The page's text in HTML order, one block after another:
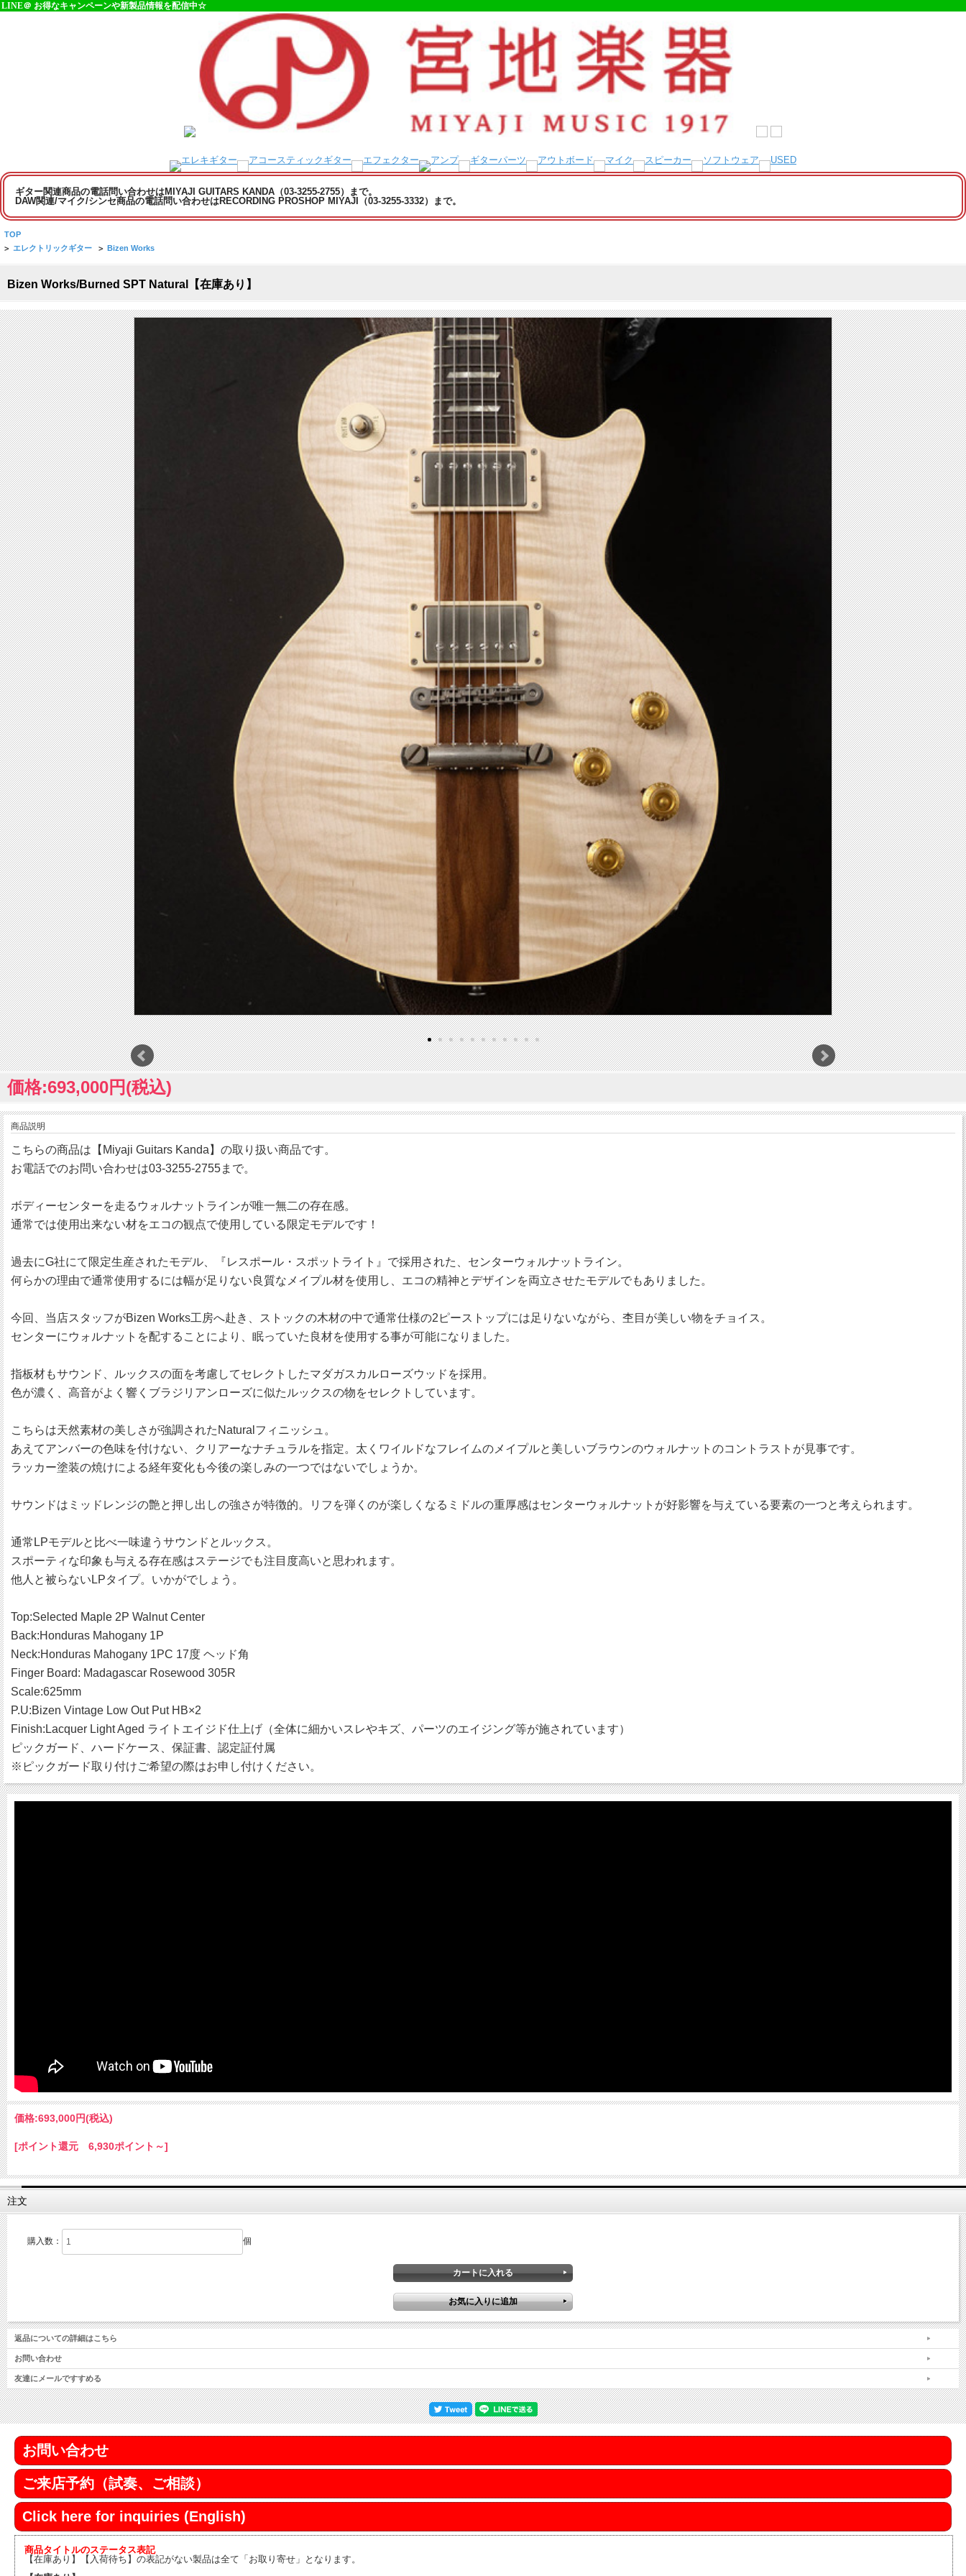
LINE＠ お得なキャンペーンや新製品情報を配信中☆
ギター関連商品の電話問い合わせはMIYAJI GUITARS KANDA（03-3255-2755）まで。
DAW関連/マイク/シンセ商品の電話問い合わせはRECORDING PROSHOP MIYAJI（03-3255-3332）まで。
TOP
> エレクトリックギター > Bizen Works
Bizen Works/Burned SPT Natural【在庫あり】
価格:693,000円(税込)
商品説明
こちらの商品は【Miyaji Guitars Kanda】の取り扱い商品です。
お電話でのお問い合わせは03-3255-2755まで。
ボディーセンターを走るウォルナットラインが唯一無二の存在感。
通常では使用出来ない材をエコの観点で使用している限定モデルです！
過去にG社にて限定生産されたモデル、『レスポール・スポットライト』で採用された、センターウォルナットライン。
何らかの理由で通常使用するには幅が足りない良質なメイプル材を使用し、エコの精神とデザインを両立させたモデルでもありました。
今回、当店スタッフがBizen Works工房へ赴き、ストックの木材の中で通常仕様の2ピーストップには足りないながら、杢目が美しい物をチョイス。
センターにウォルナットを配することにより、眠っていた良材を使用する事が可能になりました。
指板材もサウンド、ルックスの面を考慮してセレクトしたマダガスカルローズウッドを採用。
色が濃く、高音がよく響くブラジリアンローズに似たルックスの物をセレクトしています。
こちらは天然素材の美しさが強調されたNaturalフィニッシュ。
あえてアンバーの色味を付けない、クリアーなナチュラルを指定。太くワイルドなフレイムのメイプルと美しいブラウンのウォルナットのコントラストが見事です。
ラッカー塗装の焼けによる経年変化も今後の楽しみの一つではないでしょうか。
サウンドはミッドレンジの艶と押し出しの強さが特徴的。リフを弾くのが楽しくなるミドルの重厚感はセンターウォルナットが好影響を与えている要素の一つと考えられます。
通常LPモデルと比べ一味違うサウンドとルックス。
スポーティな印象も与える存在感はステージでも注目度高いと思われます。
他人と被らないLPタイプ。いかがでしょう。
Top:Selected Maple 2P Walnut Center
Back:Honduras Mahogany 1P
Neck:Honduras Mahogany 1PC 17度 ヘッド角
Finger Board: Madagascar Rosewood 305R
Scale:625mm
P.U:Bizen Vintage Low Out Put HB×2
Finish:Lacquer Light Aged ライトエイジド仕上げ（全体に細かいスレやキズ、パーツのエイジング等が施されています）
ピックガード、ハードケース、保証書、認定証付属
※ピックガード取り付けご希望の際はお申し付けください。
価格:693,000円(税込)
[ポイント還元 6,930ポイント～]
注文
購入数： 個
返品についての詳細はこちら
お問い合わせ
友達にメールですすめる
お問い合わせ
ご来店予約（試奏、ご相談）
Click here for inquiries (English)
商品タイトルのステータス表記
【在庫あり】【入荷待ち】の表記がない製品は全て「お取り寄せ」となります。